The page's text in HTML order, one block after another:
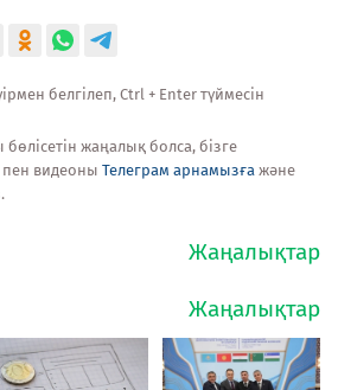
белгілеп, Ctrl + Enter түймесін
жаңалық болса, бізге
пен видеоны Телеграм арнамызға және